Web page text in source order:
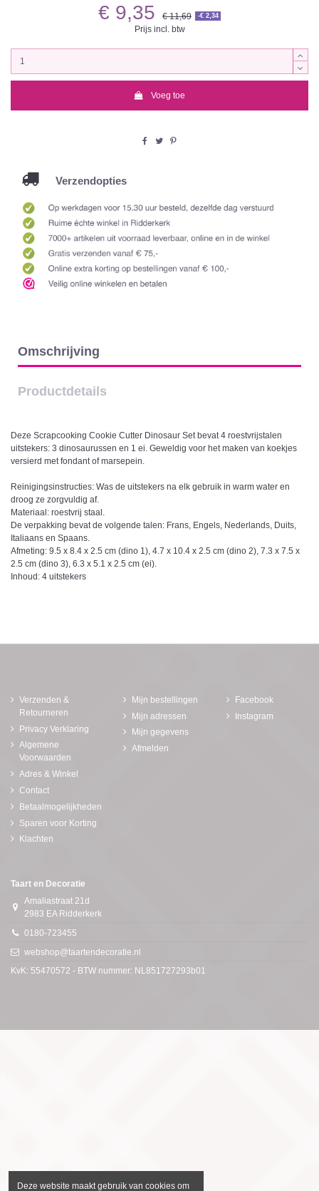
€ 9,35 € 11,69 -€ 2,34
Prijs incl. btw
Voeg toe
Verzendopties
Omschrijving
Productdetails
Deze Scrapcooking Cookie Cutter Dinosaur Set bevat 4 roestvrijstalen
uitstekers: 3 dinosaurussen en 1 ei. Geweldig voor het maken van koekjes
versierd met fondant of marsepein.
Reinigingsinstructies: Was de uitstekers na elk gebruik in warm water en
droog ze zorgvuldig af.
Materiaal: roestvrij staal.
De verpakking bevat de volgende talen: Frans, Engels, Nederlands, Duits,
Italiaans en Spaans.
Afmeting: 9.5 x 8.4 x 2.5 cm (dino 1), 4.7 x 10.4 x 2.5 cm (dino 2), 7.3 x 7.5 x
2.5 cm (dino 3), 6.3 x 5.1 x 2.5 cm (ei).
Inhoud: 4 uitstekers
Verzenden &
Retourneren
Privacy Verklaring
Algemene
Voorwaarden
Adres & Winkel
Contact
Betaalmogelijkheden
Sparen voor Korting
Klachten
Mijn bestellingen
Mijn adressen
Mijn gegevens
Afmelden
Facebook
Instagram
Taart en Decoratie
Amaliastraat 21d
2983 EA Ridderkerk
0180-723455
webshop@taartendecoratie.nl
KvK: 55470572 - BTW nummer: NL851727293b01
Deze website maakt gebruik van cookies om